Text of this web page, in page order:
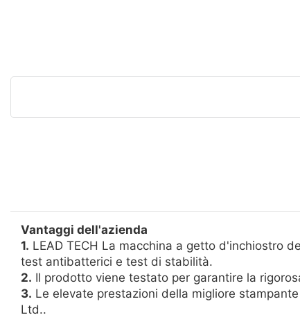
Vantaggi dell'azienda
1. LEAD TECH La macchina a getto d'inchiostro
test antibatterici e test di stabilità.
2. Il prodotto viene testato per garantire la
3. Le elevate prestazioni della migliore
Ltd..